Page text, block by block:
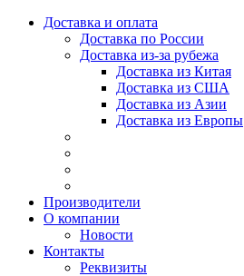
Доставка и оплата
Доставка по России
Доставка из-за рубежа
Доставка из Китая
Доставка из США
Доставка из Азии
Доставка из Европы
Производители
О компании
Новости
Контакты
Реквизиты